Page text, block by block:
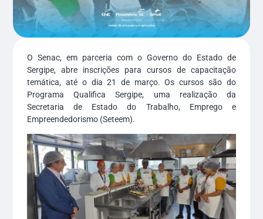
O Senac, em parceria com o Governo do Estado de
Sergipe, abre inscrições para cursos de capacitação
temática, até o dia 21 de março. Os cursos são do
Programa Qualifica Sergipe, uma realização da
Secretaria de Estado do Trabalho, Emprego e
Empreendedorismo (Seteem).